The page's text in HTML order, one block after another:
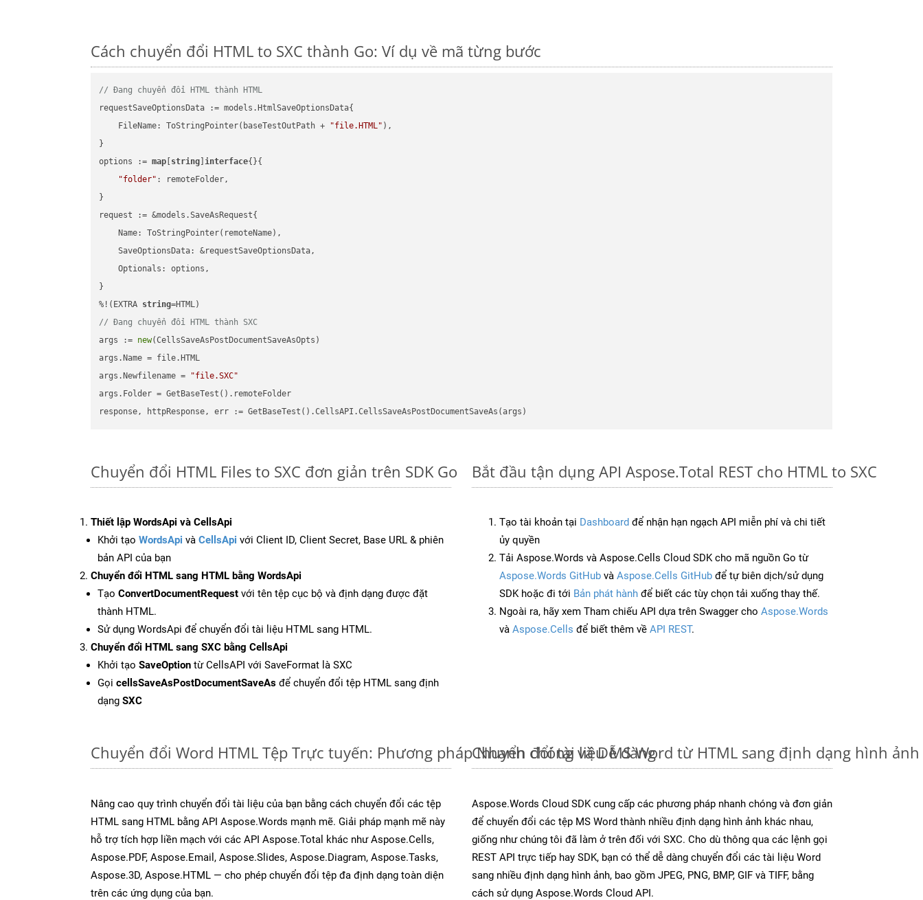
Cách chuyển đổi HTML to SXC thành Go: Ví dụ về mã từng bước
// Đang chuyển đổi HTML thành HTML
requestSaveOptionsData := models.HtmlSaveOptionsData{
    FileName: ToStringPointer(baseTestOutPath +
"file.HTML" ),
}
options := map string ]interface{}{
"folder" : remoteFolder,
}
request := &models.SaveAsRequest{
    Name: ToStringPointer(remoteName),
    SaveOptionsData: &requestSaveOptionsData,
    Optionals: options,
}
%!(EXTRA string
// Đang chuyển đổi HTML thành SXC
args := new(CellsSaveAsPostDocumentSaveAsOpts)
args.Name = file.HTML
args.Newfilename =
"file.SXC"
args.Folder = GetBaseTest().remoteFolder
Chuyển đổi HTML Files to SXC đơn giản trên SDK Go
Thiết lập WordsApi và CellsApi
Khởi tạo WordsApi và CellsApi với Client ID, Client Secret, Base URL & phiên
bản API của bạn
Chuyển đổi HTML sang HTML bằng WordsApi
Tạo ConvertDocumentRequest với tên tệp cục bộ và định dạng được đặt
thành HTML.
Sử dụng WordsApi để chuyển đổi tài liệu HTML sang HTML.
Chuyển đổi HTML sang SXC bằng CellsApi
Khởi tạo SaveOption từ CellsAPI với SaveFormat là SXC
Gọi cellsSaveAsPostDocumentSaveAs để chuyển đổi tệp HTML sang định
dạng SXC
Bắt đầu tận dụng API Aspose.Total REST cho HTML to SXC
Tạo tài khoản tại Dashboard để nhận hạn ngạch API miễn phí và chi tiết
ủy quyền
Tải Aspose.Words và Aspose.Cells Cloud SDK cho mã nguồn Go từ
Aspose.Words GitHub và Aspose.Cells GitHub để tự biên dịch/sử dụng
SDK hoặc đi tới Bản phát hành để biết các tùy chọn tải xuống thay thế.
Ngoài ra, hãy xem Tham chiếu API dựa trên Swagger cho Aspose.Words
và Aspose.Cells để biết thêm về API REST.
Chuyển đổi Word HTML Tệp Trực tuyến: Phương pháp Nhanh chóng và Dễ dàng
Nâng cao quy trình chuyển đổi tài liệu của bạn bằng cách chuyển đổi các tệp
HTML sang HTML bằng API Aspose.Words mạnh mẽ. Giải pháp mạnh mẽ này
hỗ trợ tích hợp liền mạch với các API Aspose.Total khác như Aspose.Cells,
Aspose.PDF, Aspose.Email, Aspose.Slides, Aspose.Diagram, Aspose.Tasks,
Aspose.3D, Aspose.HTML — cho phép chuyển đổi tệp đa định dạng toàn diện
trên các ứng dụng của bạn.
Chuyển đổi tài liệu MS Word từ HTML sang định dạng hình
Aspose.Words Cloud SDK cung cấp các phương pháp nhanh chóng và đơn giản
để chuyển đổi các tệp MS Word thành nhiều định dạng hình ảnh khác nhau,
giống như chúng tôi đã làm ở trên đối với SXC. Cho dù thông qua các lệnh gọi
REST API trực tiếp hay SDK, bạn có thể dễ dàng chuyển đổi các tài liệu Word
sang nhiều định dạng hình ảnh, bao gồm JPEG, PNG, BMP, GIF và TIFF, bằng
cách sử dụng Aspose.Words Cloud API.